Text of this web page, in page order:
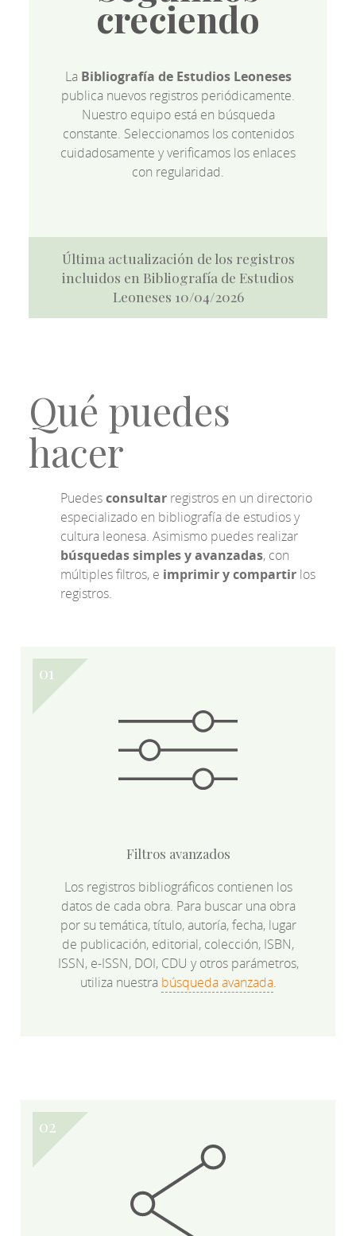
creciendo
La Bibliografía de Estudios Leoneses
publica nuevos registros periódicamente.
Nuestro equipo está en búsqueda
constante. Seleccionamos los contenidos
cuidadosamente y verificamos los enlaces
con regularidad.
Última actualización de los registros
incluidos en Bibliografía de Estudios
Leoneses 10/04/2026
Qué puedes
hacer
Puedesconsultar registros en un directorio
especializado en bibliografía de estudios y
cultura leonesa. Asimismo puedes realizar
búsquedas simples y avanzadas, con
múltiples filtros, e imprimir y compartir los
registros.
Filtros avanzados
Los registros bibliográficos contienen los
datos de cada obra. Para buscar una obra
por su temática, título, autoría, fecha, lugar
de publicación, editorial, colección, ISBN,
ISSN, e-ISSN, DOI, CDU y otros parámetros,
utiliza nuestra búsqueda avanzada.